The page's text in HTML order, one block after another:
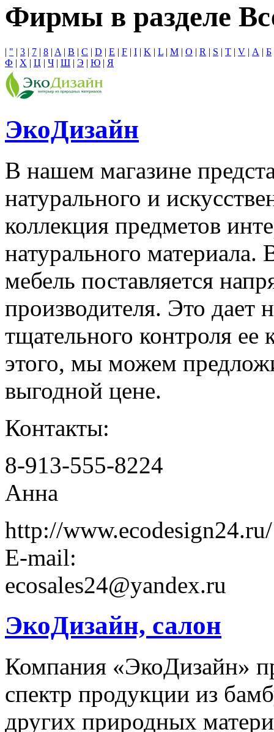
Фирмы в разделе
| " | 3 | 7 | 8 | A | B | C | D | E | F | I | K | L | M | O | R | S | T | V | А | Б
Ф | Х | Ц | Ч | Ш | Э | Ю | Я
ЭкоДизайн
В нашем магазине
натурального и
коллекция предметов
натурального материала.
мебель поставляется
производителя. Это дает
тщательного контроля ее
этого, мы можем
выгодной цене.
Контакты:
8-913-555-8224
Анна
http://www.ecodesign24.ru/
E-mail:
ecosales24@yandex.ru
ЭкоДизайн, салон
Компания «ЭкоДизайн»
спектр продукции из
других природных